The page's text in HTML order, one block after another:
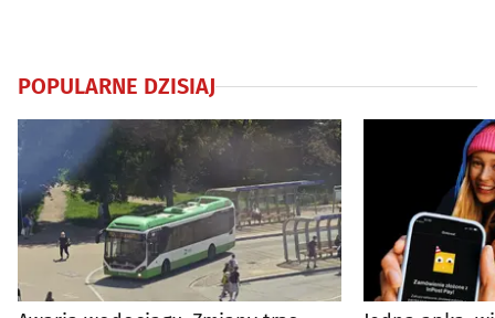
POPULARNE DZISIAJ